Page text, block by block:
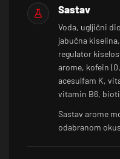
Sastav
Voda, ugljični
jabučna
regulator
arome, kofein
acesulfam K,
vitamin B6,
Sastav arome
odabranom